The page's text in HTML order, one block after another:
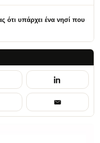
ότι υπάρχει ένα νησί που